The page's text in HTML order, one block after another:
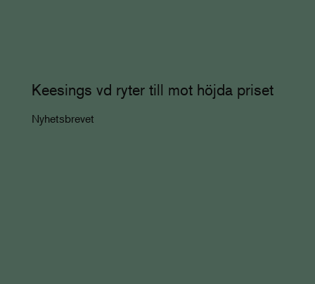
Keesings vd ryter till mot höjda priset
Nyhetsbrevet